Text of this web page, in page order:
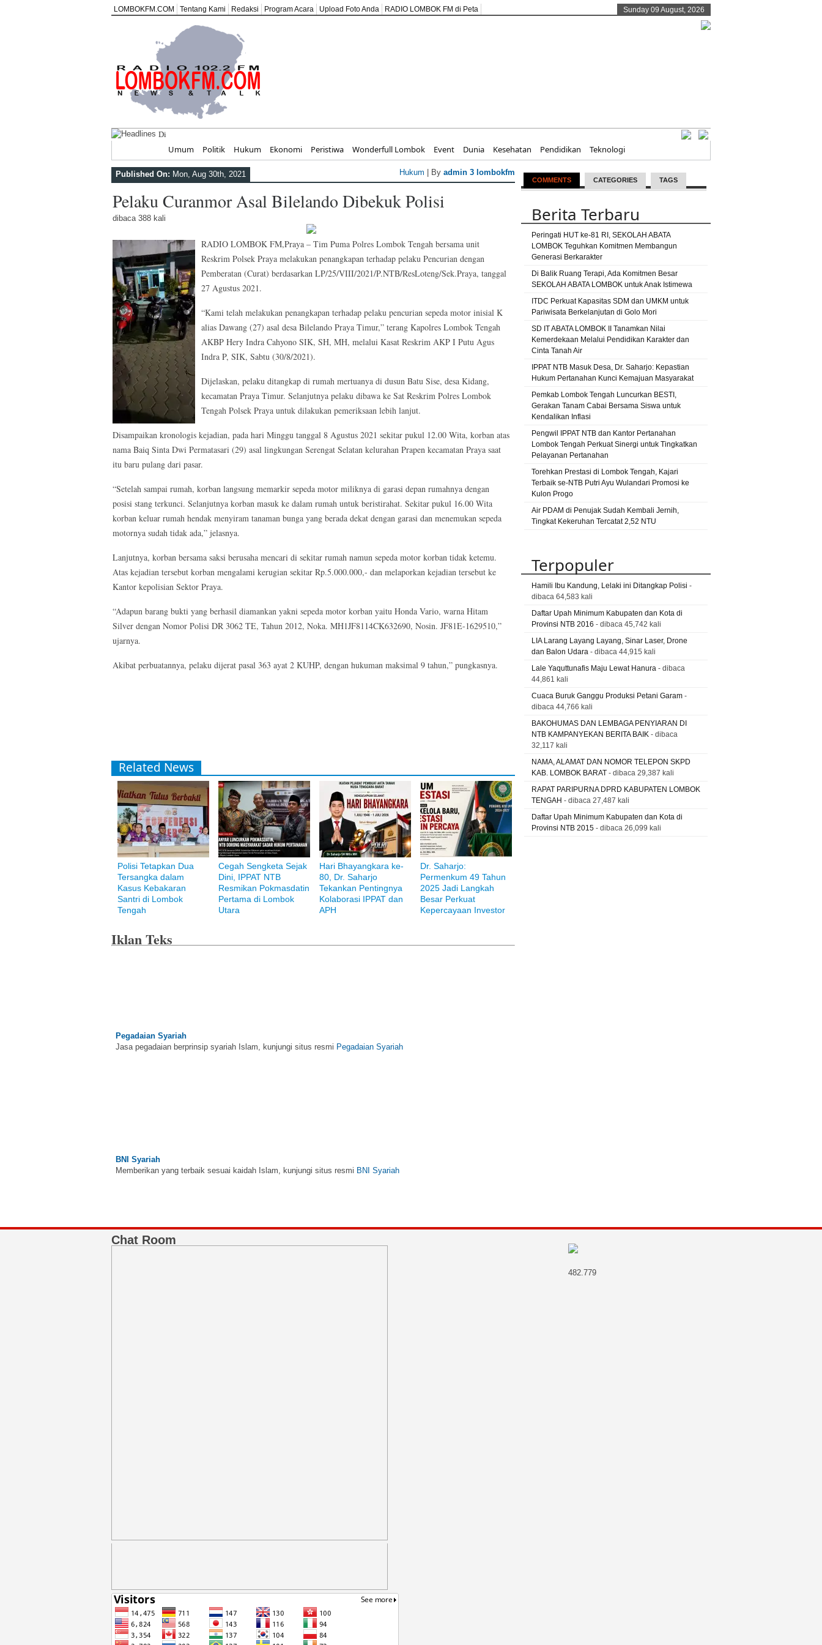
LOMBOKFM.COM Tentang Kami Redaksi Program Acara Upload Foto Anda RADIO LOMBOK FM di Peta Sunday 09 August, 2026
Di Balik Ruang Terapi,
Umum Politik Hukum Ekonomi Peristiwa Wonderfull Lombok Event Dunia Kesehatan Pendidikan Teknologi
Published On: Mon, Aug 30th, 2021 Hukum | By admin 3 lombokfm
Pelaku Curanmor Asal Bilelando Dibekuk Polisi
dibaca 388 kali
RADIO LOMBOK FM,Praya – Tim Puma Polres Lombok Tengah bersama unit
Reskrim Polsek Praya melakukan penangkapan terhadap pelaku Pencurian dengan
Pemberatan (Curat) berdasarkan LP/25/VIII/2021/P.NTB/ResLoteng/Sek.Praya, tanggal
27 Agustus 2021.
“Kami telah melakukan penangkapan terhadap pelaku pencurian sepeda motor inisial K
alias Dawang (27) asal desa Bilelando Praya Timur,” terang Kapolres Lombok Tengah
AKBP Hery Indra Cahyono SIK, SH, MH, melalui Kasat Reskrim AKP I Putu Agus
Indra P, SIK, Sabtu (30/8/2021).
Dijelaskan, pelaku ditangkap di rumah mertuanya di dusun Batu Sise, desa Kidang,
kecamatan Praya Timur. Selanjutnya pelaku dibawa ke Sat Reskrim Polres Lombok
Tengah Polsek Praya untuk dilakukan pemeriksaan lebih lanjut.
Disampaikan kronologis kejadian, pada hari Minggu tanggal 8 Agustus 2021 sekitar pukul 12.00 Wita, korban atas
nama Baiq Sinta Dwi Permatasari (29) asal lingkungan Serengat Selatan kelurahan Prapen kecamatan Praya saat
itu baru pulang dari pasar.
“Setelah sampai rumah, korban langsung memarkir sepeda motor miliknya di garasi depan rumahnya dengan
posisi stang terkunci. Selanjutnya korban masuk ke dalam rumah untuk beristirahat. Sekitar pukul 16.00 Wita
korban keluar rumah hendak menyiram tanaman bunga yang berada dekat dengan garasi dan menemukan sepeda
motornya sudah tidak ada,” jelasnya.
Lanjutnya, korban bersama saksi berusaha mencari di sekitar rumah namun sepeda motor korban tidak ketemu.
Atas kejadian tersebut korban mengalami kerugian sekitar Rp.5.000.000,- dan melaporkan kejadian tersebut ke
Kantor kepolisian Sektor Praya.
“Adapun barang bukti yang berhasil diamankan yakni sepeda motor korban yaitu Honda Vario, warna Hitam
Silver dengan Nomor Polisi DR 3062 TE, Tahun 2012, Noka. MH1JF8114CK632690, Nosin. JF81E-1629510,”
ujarnya.
Akibat perbuatannya, pelaku dijerat pasal 363 ayat 2 KUHP, dengan hukuman maksimal 9 tahun,” pungkasnya.
Related News
Polisi Tetapkan Dua
Tersangka dalam
Kasus Kebakaran
Santri di Lombok
Tengah
Cegah Sengketa Sejak
Dini, IPPAT NTB
Resmikan Pokmasdatin
Pertama di Lombok
Utara
Hari Bhayangkara ke-
80, Dr. Saharjo
Tekankan Pentingnya
Kolaborasi IPPAT dan
APH
Dr. Saharjo:
Permenkum 49 Tahun
2025 Jadi Langkah
Besar Perkuat
Kepercayaan Investor
Iklan Teks
Bank Muamalat
Raih ketenangan dengan akses yang luas di Bank Muamalat
Jasa pegadaian berprinsip syariah Islam, kunjungi situs resmi
Memberikan yang terbaik sesuai kaidah Islam, kunjungi situs resmi
COMMENTS CATEGORIES TAGS
Berita Terbaru
Peringati HUT ke-81 RI, SEKOLAH ABATA
LOMBOK Teguhkan Komitmen Membangun
Generasi Berkarakter
Di Balik Ruang Terapi, Ada Komitmen Besar
SEKOLAH ABATA LOMBOK untuk Anak Istimewa
ITDC Perkuat Kapasitas SDM dan UMKM untuk
Pariwisata Berkelanjutan di Golo Mori
SD IT ABATA LOMBOK II Tanamkan Nilai
Kemerdekaan Melalui Pendidikan Karakter dan
Cinta Tanah Air
IPPAT NTB Masuk Desa, Dr. Saharjo: Kepastian
Hukum Pertanahan Kunci Kemajuan Masyarakat
Pemkab Lombok Tengah Luncurkan BESTI,
Gerakan Tanam Cabai Bersama Siswa untuk
Kendalikan Inflasi
Pengwil IPPAT NTB dan Kantor Pertanahan
Lombok Tengah Perkuat Sinergi untuk Tingkatkan
Pelayanan Pertanahan
Torehkan Prestasi di Lombok Tengah, Kajari
Terbaik se-NTB Putri Ayu Wulandari Promosi ke
Kulon Progo
Air PDAM di Penujak Sudah Kembali Jernih,
Tingkat Kekeruhan Tercatat 2,52 NTU
Terpopuler
Hamili Ibu Kandung, Lelaki ini Ditangkap Polisi -
dibaca 64,583 kali
Daftar Upah Minimum Kabupaten dan Kota di
Provinsi NTB 2016 - dibaca 45,742 kali
LIA Larang Layang Layang, Sinar Laser, Drone
dan Balon Udara - dibaca 44,915 kali
Lale Yaquttunafis Maju Lewat Hanura - dibaca
44,861 kali
Cuaca Buruk Ganggu Produksi Petani Garam -
dibaca 44,766 kali
BAKOHUMAS DAN LEMBAGA PENYIARAN DI
NTB KAMPANYEKAN BERITA BAIK - dibaca
32,117 kali
NAMA, ALAMAT DAN NOMOR TELEPON SKPD
KAB. LOMBOK BARAT - dibaca 29,387 kali
RAPAT PARIPURNA DPRD KABUPATEN LOMBOK
TENGAH - dibaca 27,487 kali
Daftar Upah Minimum Kabupaten dan Kota di
Provinsi NTB 2015 - dibaca 26,099 kali
Chat Room
482.779